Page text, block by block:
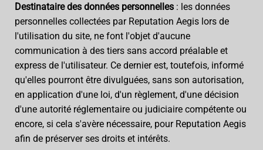
Destinataire des données personnelles : les données
personnelles collectées par Reputation Aegis lors de
l'utilisation du site, ne font l'objet d'aucune
communication à des tiers sans accord préalable et
express de l'utilisateur. Ce dernier est, toutefois, informé
qu'elles pourront être divulguées, sans son autorisation,
en application d'une loi, d'un règlement, d'une décision
d'une autorité réglementaire ou judiciaire compétente ou
encore, si cela s'avère nécessaire, pour Reputation Aegis
afin de préserver ses droits et intérêts.